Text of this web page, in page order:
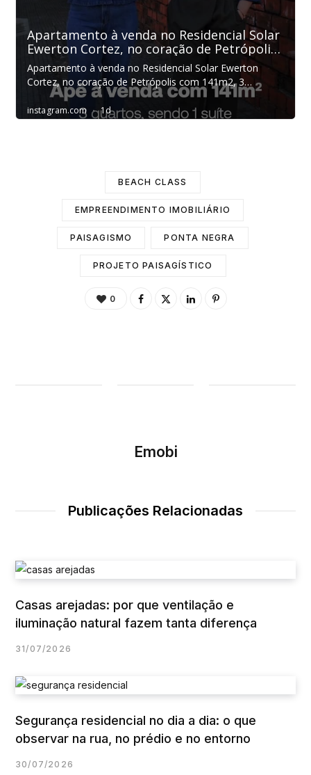
BEACH CLASS
EMPREENDIMENTO IMOBILIÁRIO
PAISAGISMO PONTA NEGRA
PROJETO PAISAGÍSTICO
0
Emobi
Publicações Relacionadas
Casas arejadas: por que ventilação e
iluminação natural fazem tanta diferença
31/07/2026
Segurança residencial no dia a dia: o que
observar na rua, no prédio e no entorno
30/07/2026